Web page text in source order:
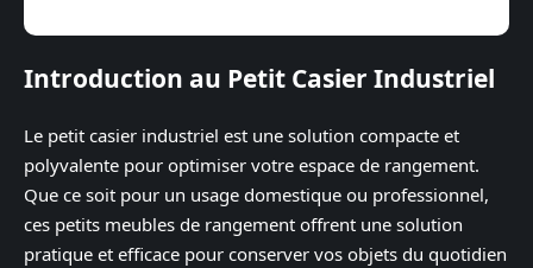
Introduction au Petit Casier Industriel
Le petit casier industriel est une solution compacte et
polyvalente pour optimiser votre espace de rangement.
Que ce soit pour un usage domestique ou professionnel,
ces petits meubles de rangement offrent une solution
pratique et efficace pour conserver vos objets du quotidien